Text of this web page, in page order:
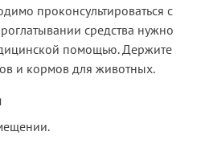
проконсультироваться с
средства нужно
помощью. Держите
и кормов для животных.